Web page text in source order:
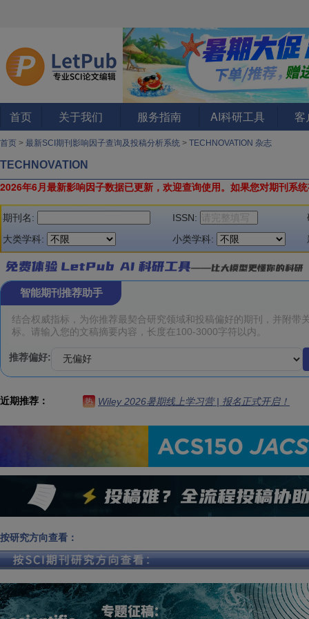
首页 关于我们 服务指南 AI科研工具 客
首页 > 最新SCI期刊影响因子查询及投稿分析系统 > TECHNOVATION 杂志
TECHNOVATION
2026年6月最新影响因子数据已更新，欢迎查询使用。 如果您对期刊系
期刊名: ISSN:
大类学科:
小类学科:
智能期刊推荐助手
推荐偏好:
近期推荐： 热 Wiley 2026暑期线上学习营 | 报名正式开启！
按研究方向查看：